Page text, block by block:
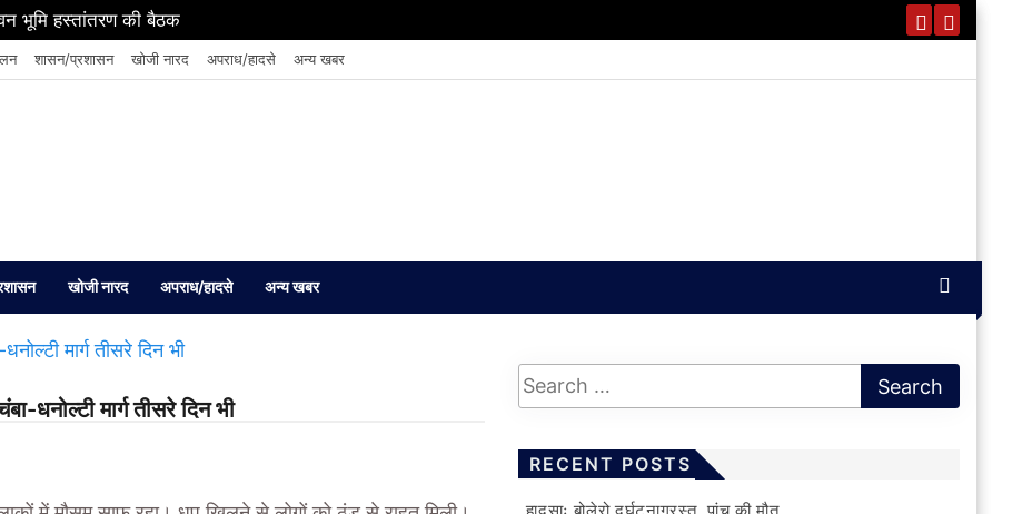
भूमि हस्तांतरण की बैठक
शासन/प्रशासन खोजी नारद अपराध/हादसे अन्य खबर
खोजी नारद अपराध/हादसे अन्य खबर
धनोल्टी मार्ग तीसरे दिन भी
RECENT POSTS